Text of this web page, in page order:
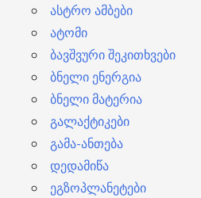
ასტრო ამბები
ატომი
ბავშვური შეკითხვები
ბნელი ენერგია
ბნელი მატერია
გალაქტიკები
გამა-ანთება
დედამიწა
ეგზოპლანეტები